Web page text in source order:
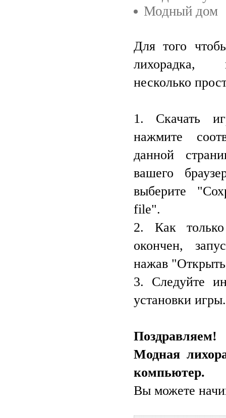
Модный дом
Для того
лихорадка,
несколько
1. Скачать
нажмите
данной
вашего
выберите
file".
2. Как только
окончен,
нажав
3. Следуйте
установки игры.
Модная
компьютер.
Вы можете